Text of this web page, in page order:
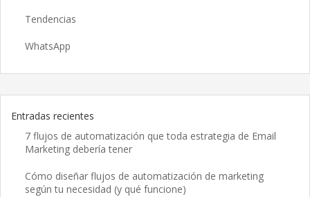
Tendencias
WhatsApp
Entradas recientes
7 flujos de automatización que toda estrategia de Email
Marketing debería tener
Cómo diseñar flujos de automatización de marketing
según tu necesidad (y qué funcione)